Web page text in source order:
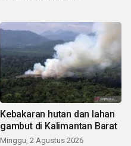
Kebakaran hutan dan lahan
gambut di Kalimantan Barat
Minggu, 2 Agustus 2026